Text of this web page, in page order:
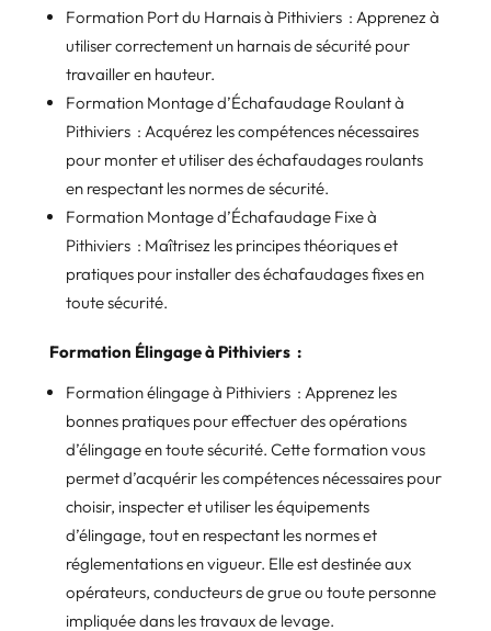
Formation Port du Harnais à Pithiviers : Apprenez à
utiliser correctement un harnais de sécurité pour
travailler en hauteur.
Formation Montage d’Échafaudage Roulant à
Pithiviers : Acquérez les compétences nécessaires
pour monter et utiliser des échafaudages roulants
en respectant les normes de sécurité.
Formation Montage d’Échafaudage Fixe à
Pithiviers : Maîtrisez les principes théoriques et
pratiques pour installer des échafaudages fixes en
toute sécurité.
Formation Élingage à Pithiviers :
Formation élingage à Pithiviers : Apprenez les
bonnes pratiques pour effectuer des opérations
d’élingage en toute sécurité. Cette formation vous
permet d’acquérir les compétences nécessaires pour
choisir, inspecter et utiliser les équipements
d’élingage, tout en respectant les normes et
réglementations en vigueur. Elle est destinée aux
opérateurs, conducteurs de grue ou toute personne
impliquée dans les travaux de levage.